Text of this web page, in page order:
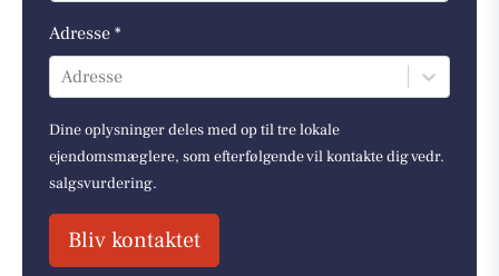
Adresse *
Adresse
Dine oplysninger deles med op til tre lokale
ejendomsmæglere, som efterfølgende vil kontakte dig vedr.
salgsvurdering.
Bliv kontaktet